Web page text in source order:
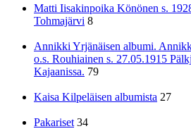
Matti Iisakinpoika Könönen s.
Tohmajärvi 8
Annikki Yrjänäisen albumi.
o.s. Rouhiainen s. 27.05.1915
Kajaanissa. 79
Kaisa Kilpeläisen albumista 27
Pakariset 34